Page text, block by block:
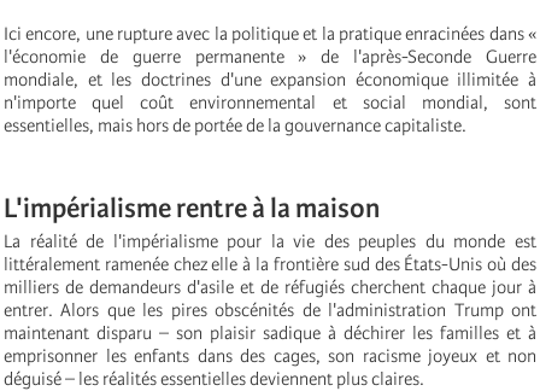
Ici encore, une rupture avec la politique et la pratique enracinées dans «
l'économie de guerre permanente » de l'après-Seconde Guerre
mondiale, et les doctrines d'une expansion économique illimitée à
n'importe quel coût environnemental et social mondial, sont
essentielles, mais hors de portée de la gouvernance capitaliste.
L'impérialisme rentre à la maison
La réalité de l'impérialisme pour la vie des peuples du monde est
littéralement ramenée chez elle à la frontière sud des États-Unis où des
milliers de demandeurs d'asile et de réfugiés cherchent chaque jour à
entrer. Alors que les pires obscénités de l'administration Trump ont
maintenant disparu – son plaisir sadique à déchirer les familles et à
emprisonner les enfants dans des cages, son racisme joyeux et non
déguisé – les réalités essentielles deviennent plus claires.